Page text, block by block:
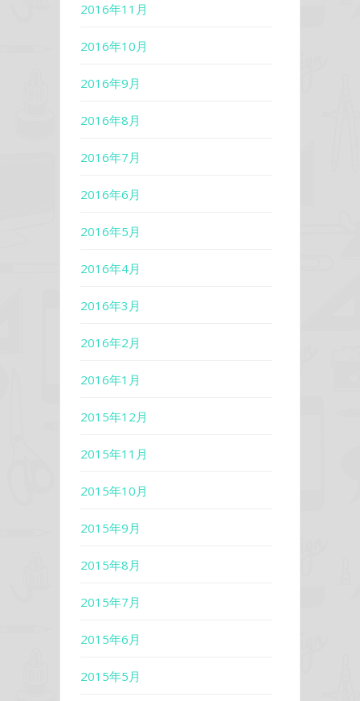
2016年11月
2016年10月
2016年9月
2016年8月
2016年7月
2016年6月
2016年5月
2016年4月
2016年3月
2016年2月
2016年1月
2015年12月
2015年11月
2015年10月
2015年9月
2015年8月
2015年7月
2015年6月
2015年5月